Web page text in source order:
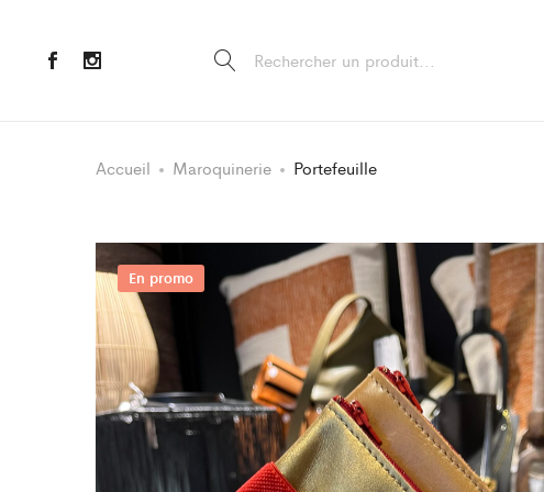
Accueil Maroquinerie Portefeuille
En promo